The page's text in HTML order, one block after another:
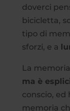
doverci
bicicletta,
tipo di
sforzi, e a
La memoria
ma è
conscio, ed
memoria